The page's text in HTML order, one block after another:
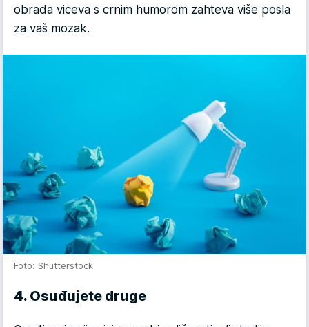
obrada viceva s crnim humorom zahteva više posla
za vaš mozak.
Foto: Shutterstock
4. Osuđujete druge